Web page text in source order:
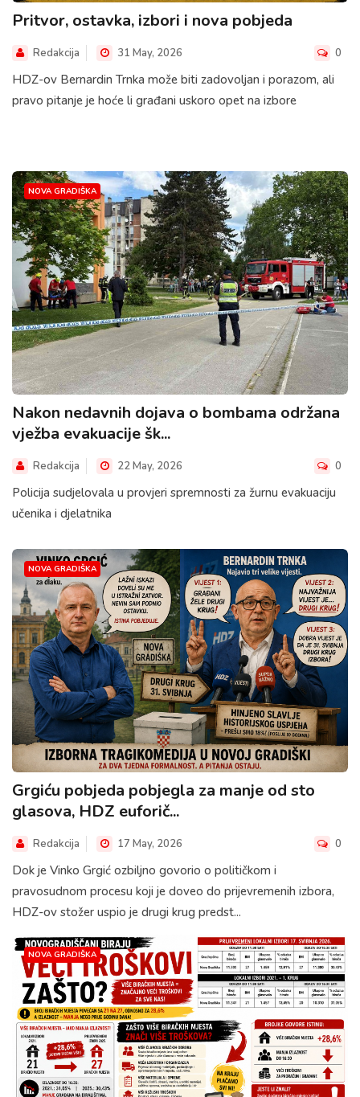
Pritvor, ostavka, izbori i nova pobjeda
Redakcija 31 May, 2026 0
HDZ-ov Bernardin Trnka može biti zadovoljan i porazom, ali
pravo pitanje je hoće li građani uskoro opet na izbore
NOVA GRADIŠKA
Nakon nedavnih dojava o bombama održana
vježba evakuacije šk...
Redakcija 22 May, 2026 0
Policija sudjelovala u provjeri spremnosti za žurnu evakuaciju
učenika i djelatnika
NOVA GRADIŠKA
Grgiću pobjeda pobjegla za manje od sto
glasova, HDZ euforič...
Redakcija 17 May, 2026 0
Dok je Vinko Grgić ozbiljno govorio o političkom i
pravosudnom procesu koji je doveo do prijevremenih izbora,
HDZ-ov stožer uspio je drugi krug predst...
NOVA GRADIŠKA